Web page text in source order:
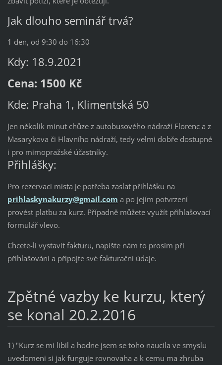
Jak dlouho seminář trvá?
1 den, od 9:30 do 16:30
Kdy: 18.9.2021
Cena: 1500 Kč
Kde: Praha 1, Klimentská 50
Jen několik minut chůze z autobusového nádraží Florenc a z
Masarykova či Hlavního nádraží, tedy velmi dobře dostupné
i pro mimopražské účastníky.
Přihlášky:
Pro rezervaci místa je potřeba zaslat přihlášku na
prihlaskynakurzy@gmail.com a po jejím potvrzení
provést platbu za kurz. Případně můžete využít přihlašovací
formulář vlevo.
Chcete-li vystavit fakturu, napište nám to prosím při
přihlašování a připojte své fakturační údaje.
Zpětné vazby ke kurzu, který
se konal 20.2.2016
1) "Kurz se mi libil a hodne jsem se toho naucila ve smyslu
uvedomeni si jak funguje rovnovaha a k cemu ma zhruba